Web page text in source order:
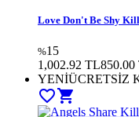
Love Don't Be Shy
%15
1,002.92 TL850.00
YENİÜCRETSİZ
favorite_bordershopping_cart